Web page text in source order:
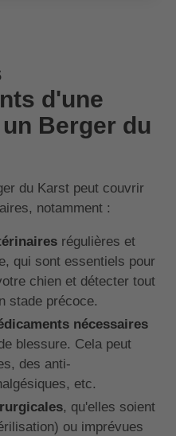
d'une
Berger du
du Karst peut couvrir
notamment :
régulières et
qui sont essentiels pour
chien et détecter tout
stade précoce.
nécessaires
blessure. Cela peut
des anti-
etc.
, qu'elles soient
ou imprévues